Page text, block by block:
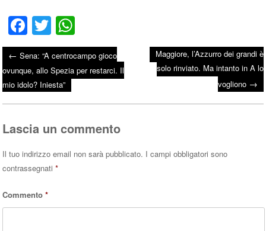
Fa
ce
bo
ok
T
wi
tte
r
ha
ts
A
pp
Post navigation
← Sena: “A centrocampo gioco
ovunque, allo Spezia per restarci. Il
mio idolo? Iniesta”
Maggiore, l’Azzurro dei grandi è
solo rinviato. Ma intanto in A lo
vogliono →
Lascia un commento
Il tuo indirizzo email non sarà pubblicato. I campi obbligatori sono
contrassegnati*
Commento*